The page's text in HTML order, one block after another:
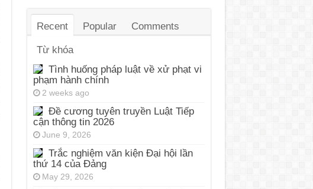
Recent Popular Comments
Từ khóa
Tình huống pháp luật về xử phạt vi
phạm hành chính
2 weeks ago
Đề cương tuyên truyền Luật Tiếp
cận thông tin 2026
June 9, 2026
Trắc nghiệm văn kiện Đại hội lần
thứ 14 của Đảng
May 29, 2026